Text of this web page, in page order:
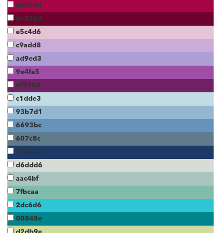
a50544
6e022d
e5c4d6
c9add8
ad9ed3
9e4fa5
6f2163
c1dde3
93b7d1
6693bc
607c8c
1c3a65
d6ddd6
aac4bf
7fbcaa
2dc6d6
00848e